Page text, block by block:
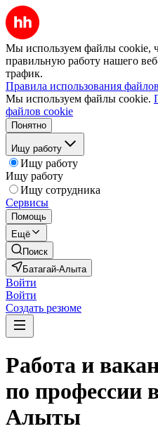
Мы используем файлы cookie,
правильную работу нашего
трафик.
Правила использования
Мы используем файлы cookie.
файлов cookie
Понятно
Ищу работу
Ищу работу
Ищу работу
Ищу сотрудника
Сервисы
Помощь
Ещё
Поиск
Батагай-Алыта
Войти
Войти
Создать резюме
Работа и
по профессии
Алыты